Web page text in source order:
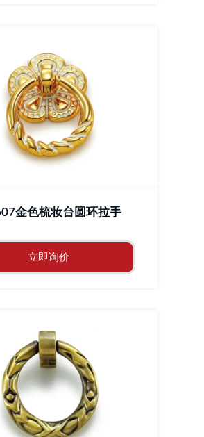
金色梳妆台圆环拉手
立即询价